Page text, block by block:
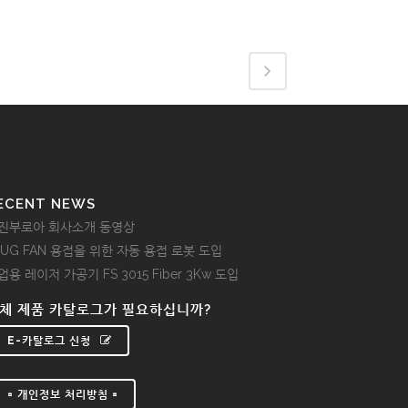
NEWS
부로아 회사소개 동영상
FAN 용접을 위한 자동 용접 로봇 도입
용 레이저 가공기 FS 3015 Fiber 3Kw 도입
제품 카탈로그가 필요하십니까?
E-카탈로그 신청
= 개인정보 처리방침 =